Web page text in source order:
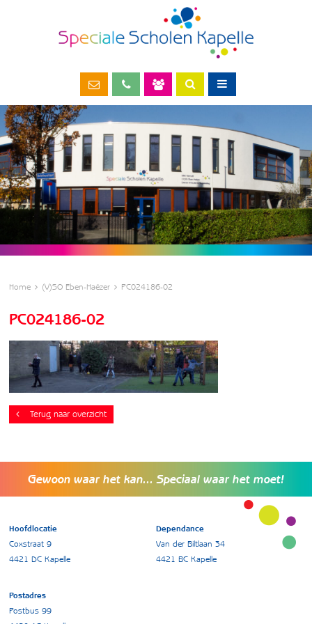
Home (V)SO Eben-Haëzer PC024186-02
PC024186-02
Terug naar overzicht
Gewoon waar het kan... Speciaal waar het moet!
Hoofdlocatie
Coxstraat 9
4421 DC Kapelle
Dependance
Van der Biltlaan 34
4421 BC Kapelle
Postadres
Postbus 99